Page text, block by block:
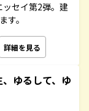
セイ第2弾。建
す。
詳細を見る
ゆるして、ゆ